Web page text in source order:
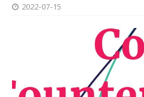
2022-07-15